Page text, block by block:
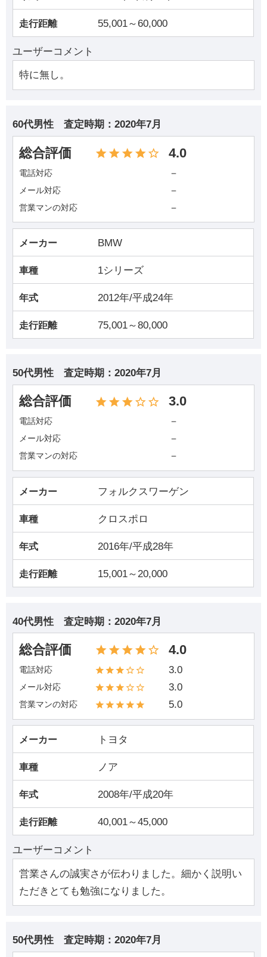
走行距離 55,001～60,000
ユーザーコメント
特に無し。
60代男性 査定時期： 2020年7月
総合評価 4.0
電話対応 －
メール対応 －
営業マンの対応 －
メーカー BMW
車種 1シリーズ
年式 2012年/平成24年
走行距離 75,001～80,000
50代男性 査定時期： 2020年7月
総合評価 3.0
電話対応 －
メール対応 －
営業マンの対応 －
メーカー フォルクスワーゲン
車種 クロスポロ
年式 2016年/平成28年
走行距離 15,001～20,000
40代男性 査定時期： 2020年7月
総合評価 4.0
電話対応 3.0
メール対応 3.0
営業マンの対応 5.0
メーカー トヨタ
車種 ノア
年式 2008年/平成20年
走行距離 40,001～45,000
ユーザーコメント
営業さんの誠実さが伝わりました。細かく説明い
ただきとても勉強になりました。
50代男性 査定時期： 2020年7月